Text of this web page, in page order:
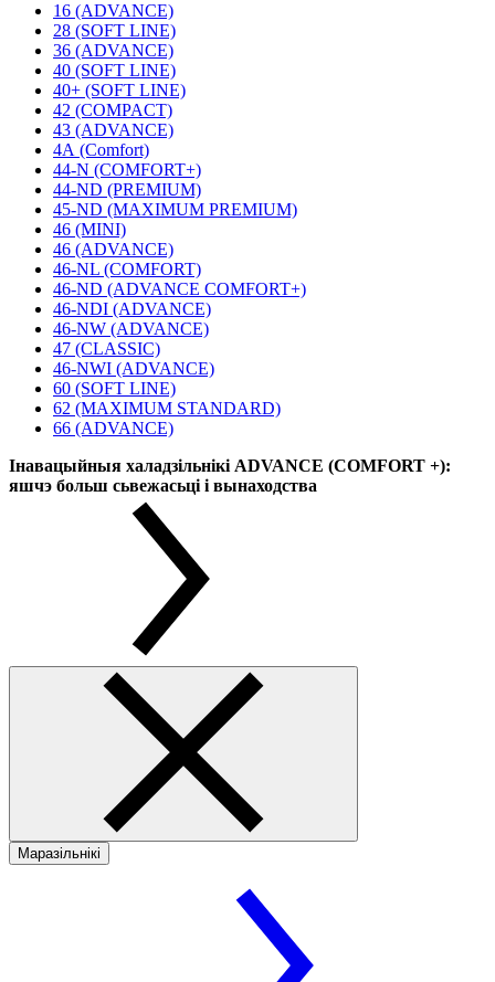
16 (ADVANCE)
28 (SOFT LINE)
36 (ADVANCE)
40 (SOFT LINE)
40+ (SOFT LINE)
42 (COMPACT)
43 (ADVANCE)
4А (Comfort)
44-N (COMFORT+)
44-ND (PREMIUM)
45-ND (MAXIMUM PREMIUM)
46 (MINI)
46 (ADVANCE)
46-NL (COMFORT)
46-ND (ADVANCE COMFORT+)
46-NDI (ADVANCE)
46-NW (ADVANCE)
47 (CLASSIC)
46-NWI (ADVANCE)
60 (SOFT LINE)
62 (MAXIMUM STANDARD)
66 (ADVANCE)
Інавацыйныя халадзільнікі ADVANCE (COMFORT +):
яшчэ больш сьвежасьці і вынаходства
Маразільнікі